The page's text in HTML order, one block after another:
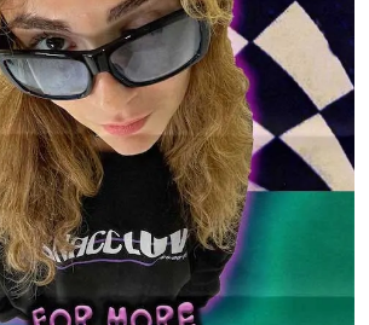
ん。 #MONTHLY JOURNAL
#フイナムのYouTube
#FOCUS IT #AH.H
#FASHION #MUSIC #MOVIE
#SNEAKER #OUTDOOR
#HANDSOME HANDBOOK